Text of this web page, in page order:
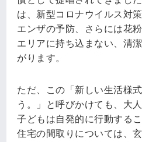
は、新型コロナウイルス対
エンザの予防、さらには花
エリアに持ち込まない、清
がります。
ただ、この「新しい生活様
う。」と呼びかけても、大
子どもは自発的に行動する
住宅の間取りについては、